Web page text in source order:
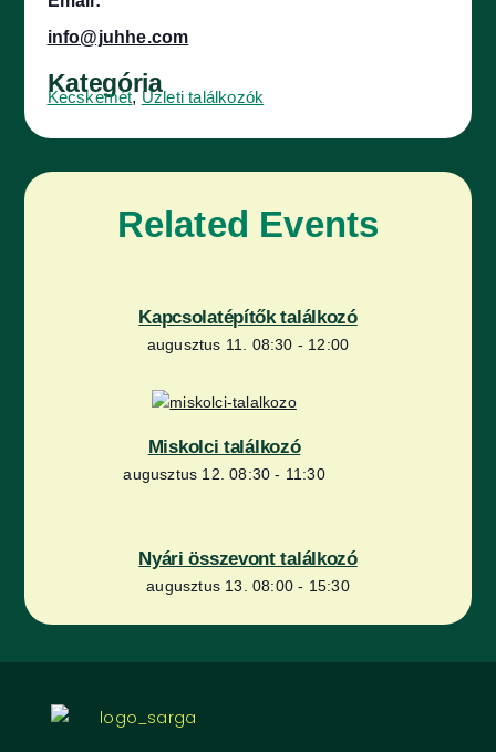
info@juhhe.com
Kategória
Kecskemét, Üzleti találkozók
Related Events
Kapcsolatépítők találkozó
augusztus 11. 08:30 - 12:00
Miskolci találkozó
augusztus 12. 08:30 - 11:30
Nyári összevont találkozó
augusztus 13. 08:00 - 15:30